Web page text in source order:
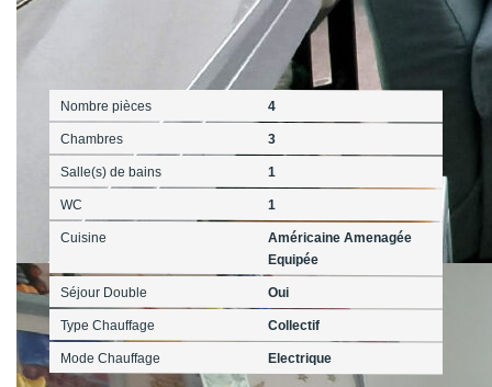
Nombre pièces 4
Chambres 3
Salle(s) de bains 1
WC 1
Cuisine
Américaine Amenagée
Equipée
Séjour Double Oui
Type Chauffage Collectif
Mode Chauffage Electrique